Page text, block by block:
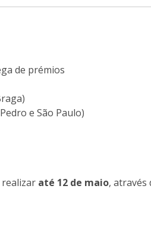
de prémios
e São Paulo)
realizar até 12 de maio, através